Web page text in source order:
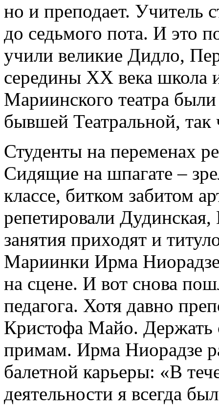
но и преподает. Учитель
до седьмого пота. И это
учили великие Дидло,
середины XX века школа
Мариинского театра
бывшей Театральной, так
Студенты на переменах
Сидящие на шпагате ‒
классе, битком забитом
репетировали
занятия приходят и
Мариинки Ирма Ниорадзе
на сцене. И вот снова
педагога. Хотя давно
Кристофа Майо. Держать
примам. Ирма Ниорадзе
балетной карьеры: «В
деятельности я всегда